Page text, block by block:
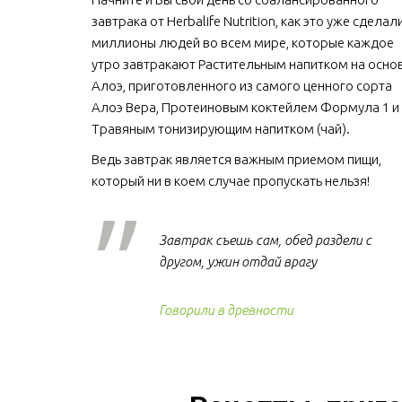
завтрака от Herbalife Nutrition, как это уже
миллионы людей во всем мире, которые каждое
утро завтракают Растительным напитком на
Алоэ, приготовленного из самого ценного сорта
Алоэ Вера, Протеиновым коктейлем Формула 1 и
Травяным тонизирующим напитком (чай).
Ведь завтрак является важным приемом пищи,
который ни в коем случае пропускать нельзя!
Завтрак съешь сам, обед раздели с
другом, ужин отдай врагу
Говорили в древности